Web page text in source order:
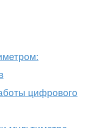
цифрового